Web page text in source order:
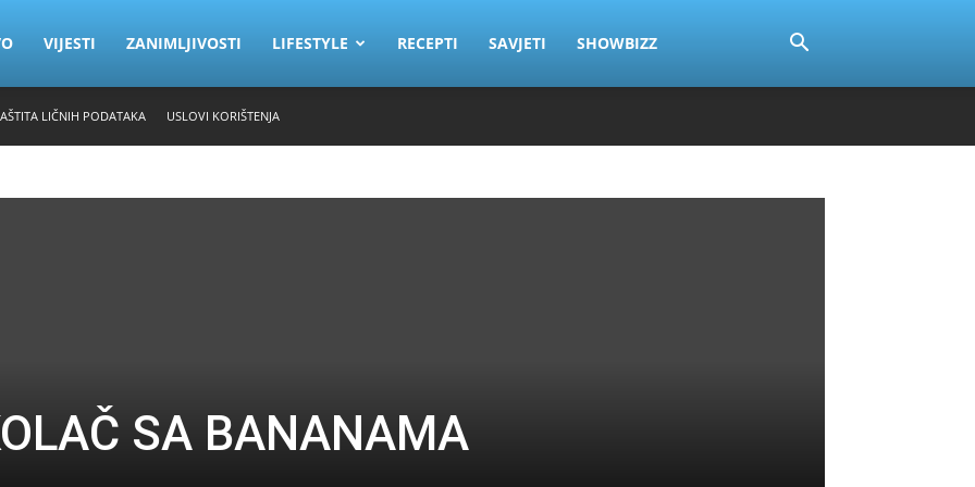
VIJESTI ZANIMLJIVOSTI LIFESTYLE RECEPTI SAVJETI SHOWBIZZ
LIČNIH PODATAKA USLOVI KORIŠTENJA
SA BANANAMA